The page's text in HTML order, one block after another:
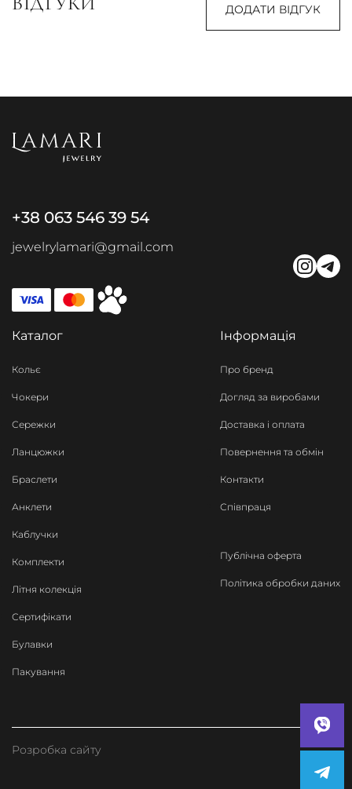
ДОДАТИ ВІДГУК
+38 063 546 39 54
jewelrylamari@gmail.com
Каталог
Кольє
Чокери
Сережки
Ланцюжки
Браслети
Анклети
Каблучки
Комплекти
Літня колекція
Сертифікати
Булавки
Пакування
Інформація
Про бренд
Догляд за виробами
Доставка і оплата
Повернення та обмін
Контакти
Співпраця
Публічна оферта
Політика обробки даних
Розробка сайту